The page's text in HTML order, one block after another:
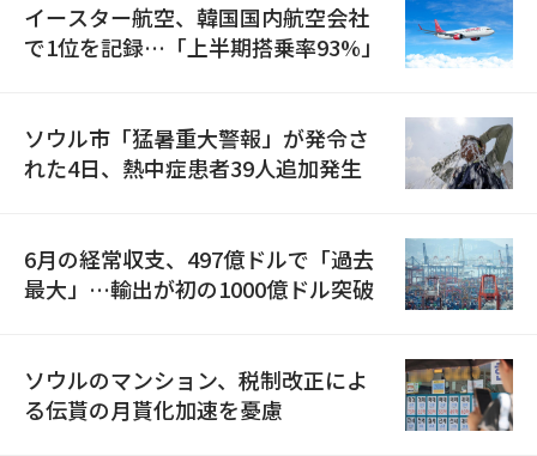
イースター航空、韓国国内航空会社
で1位を記録…「上半期搭乗率93%」
ソウル市「猛暑重大警報」が発令さ
れた4日、熱中症患者39人追加発生
6月の経常収支、497億ドルで「過去
最大」…輸出が初の1000億ドル突破
ソウルのマンション、税制改正によ
る伝貰の月貰化加速を憂慮